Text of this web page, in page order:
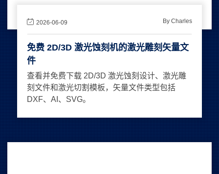
2026-06-09 By Charles
免费 2D/3D 激光蚀刻机的激光雕刻矢量文
件
查看并免费下载 2D/3D 激光蚀刻设计、激光雕
刻文件和激光切割模板，矢量文件类型包括
DXF、AI、SVG。